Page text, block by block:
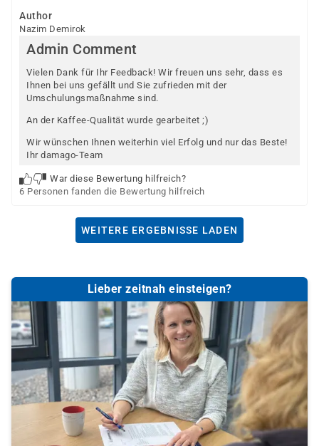
Author
Nazim Demirok
Admin Comment
Vielen Dank für Ihr Feedback! Wir freuen uns sehr, dass es
Ihnen bei uns gefällt und Sie zufrieden mit der
Umschulungsmaßnahme sind.
An der Kaffee-Qualität wurde gearbeitet ;)
Wir wünschen Ihnen weiterhin viel Erfolg und nur das Beste!
Ihr damago-Team
War diese Bewertung hilfreich?
6 Personen fanden die Bewertung hilfreich
WEITERE ERGEBNISSE LADEN
Lieber zeitnah einsteigen?